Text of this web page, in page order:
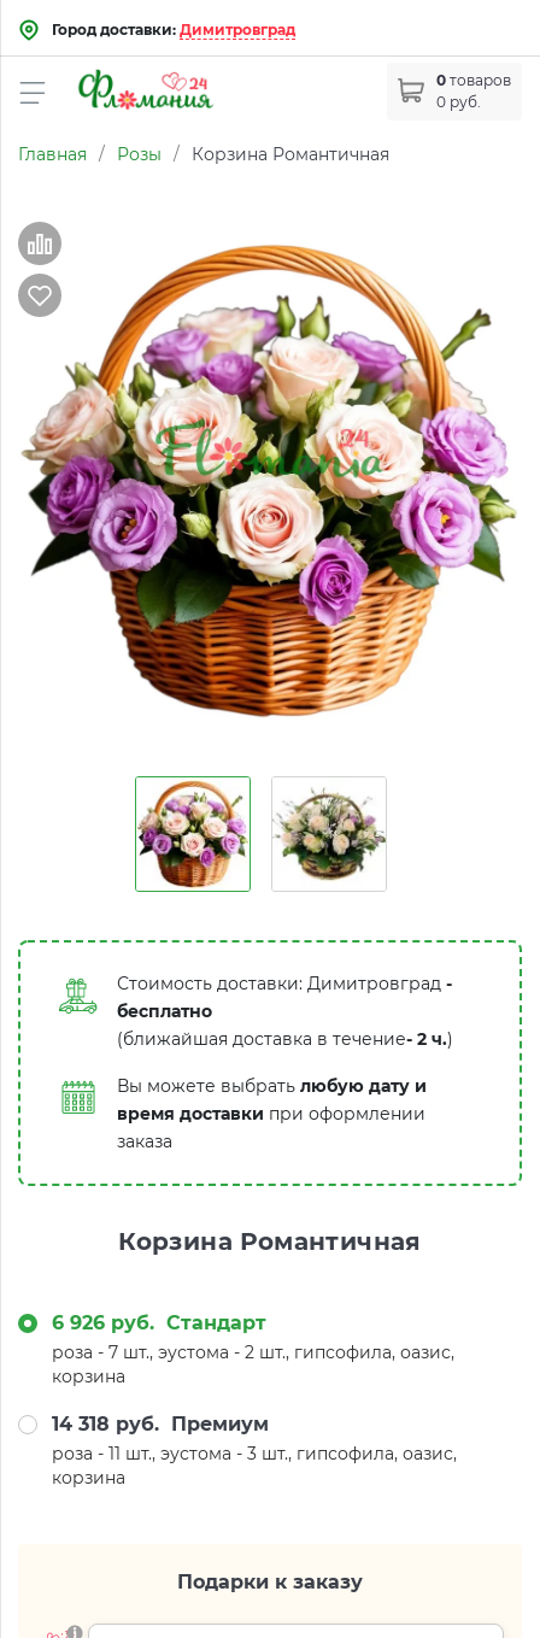
Город доставки: Димитровград
0 товаров
0 руб.
Главная / Розы / Корзина Романтичная
Стоимость доставки: Димитровград -
бесплатно
(ближайшая доставка в течение- 2 ч.)
Вы можете выбрать любую дату и
время доставки при оформлении
заказа
Корзина Романтичная
6 926 руб. Стандарт
роза - 7 шт., эустома - 2 шт., гипсофила, оазис,
корзина
14 318 руб. Премиум
роза - 11 шт., эустома - 3 шт., гипсофила, оазис,
корзина
Подарки к заказу